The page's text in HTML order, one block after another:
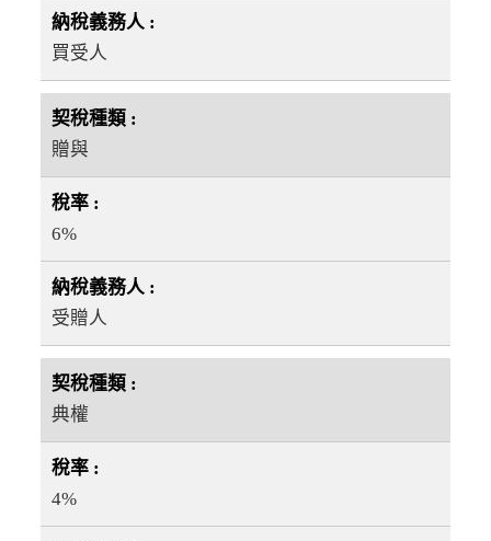
買受人
贈與
6%
受贈人
典權
4%